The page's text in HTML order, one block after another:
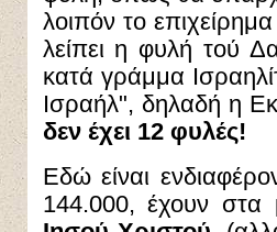
λοιπόν το
λείπει η φυλή τού
κατά γράμμα
Ισραήλ", δηλαδή η
δεν έχει 12 φυλές!
Εδώ είναι
144.000, έχουν